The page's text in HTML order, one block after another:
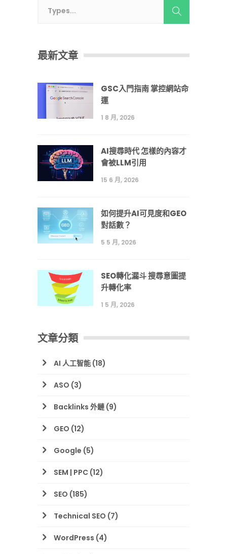
最新文章
GSC入門指南 掌控網站命
運
1 8 月, 2026
AI搜尋時代 怎樣的內容才
會被LLM引用
15 6 月, 2026
如何提升AI可見度和GEO
對話數？
5 5 月, 2026
SEO轉化漏斗 搜尋意圖提
升轉化率
1 5 月, 2026
文章分類
AI 人工智能 (18)
ASO (3)
Backlinks 外鏈(9)
GEO (12)
Google (5)
SEM | PPC (12)
SEO (185)
Technical SEO (7)
WordPress (4)